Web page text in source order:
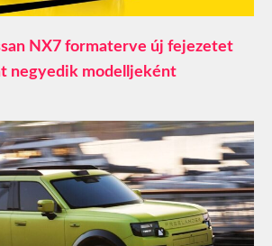
NX7 formaterve új fejezetet
negyedik modelljeként